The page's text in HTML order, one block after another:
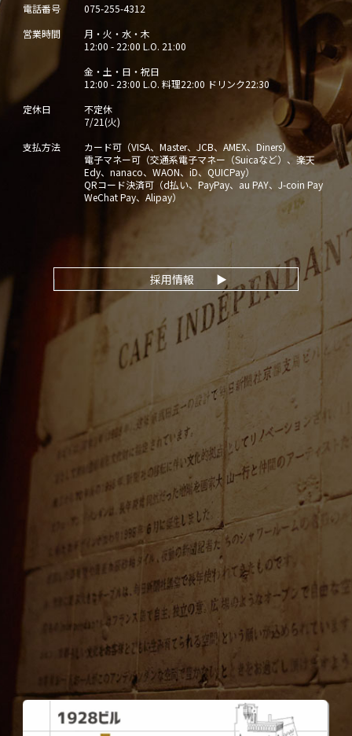
電話番号
075-255-4312
営業時間
月・火・水・木
12:00 - 22:00 L.O. 21:00
金・土・日・祝日
12:00 - 23:00 L.O. 料理22:00 ドリンク22:30
定休日
不定休
7/21(火)
支払方法
カード可（VISA、Master、JCB、AMEX、Diners）
電子マネー可（交通系電子マネー（Suicaなど）、楽天
Edy、nanaco、WAON、iD、QUICPay）
QRコード決済可（d払い、PayPay、au PAY、J-coin Pay
WeChat Pay、Alipay）
採用情報 ▶